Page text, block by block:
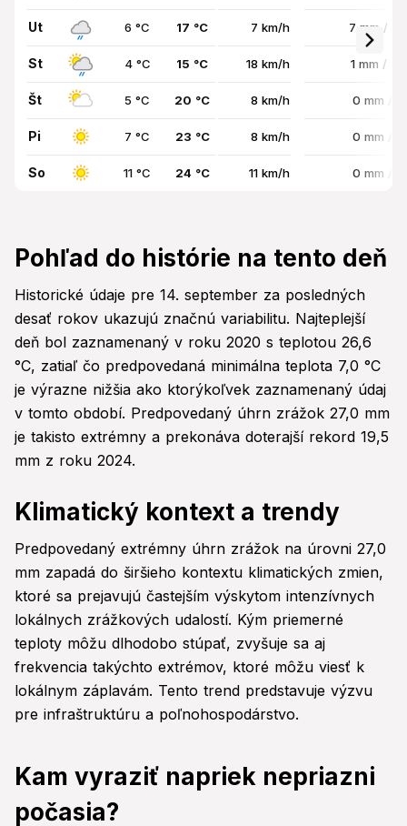
Ut 6 °C 17 °C 7 km/h 7 mm /
St 4 °C 15 °C 18 km/h 1 mm /
Št 5 °C 20 °C 8 km/h 0 mm /
Pi 7 °C 23 °C 8 km/h 0 mm /
So 11 °C 24 °C 11 km/h 0 mm /
Pohľad do histórie na tento deň
Historické údaje pre 14. september za posledných
desať rokov ukazujú značnú variabilitu. Najteplejší
deň bol zaznamenaný v roku 2020 s teplotou 26,6
°C, zatiaľ čo predpovedaná minimálna teplota 7,0 °C
je výrazne nižšia ako ktorýkoľvek zaznamenaný údaj
v tomto období. Predpovedaný úhrn zrážok 27,0 mm
je takisto extrémny a prekonáva doterajší rekord 19,5
mm z roku 2024.
Klimatický kontext a trendy
Predpovedaný extrémny úhrn zrážok na úrovni 27,0
mm zapadá do širšieho kontextu klimatických zmien,
ktoré sa prejavujú častejším výskytom intenzívnych
lokálnych zrážkových udalostí. Kým priemerné
teploty môžu dlhodobo stúpať, zvyšuje sa aj
frekvencia takýchto extrémov, ktoré môžu viesť k
lokálnym záplavám. Tento trend predstavuje výzvu
pre infraštruktúru a poľnohospodárstvo.
Kam vyraziť napriek nepriazni
počasia?